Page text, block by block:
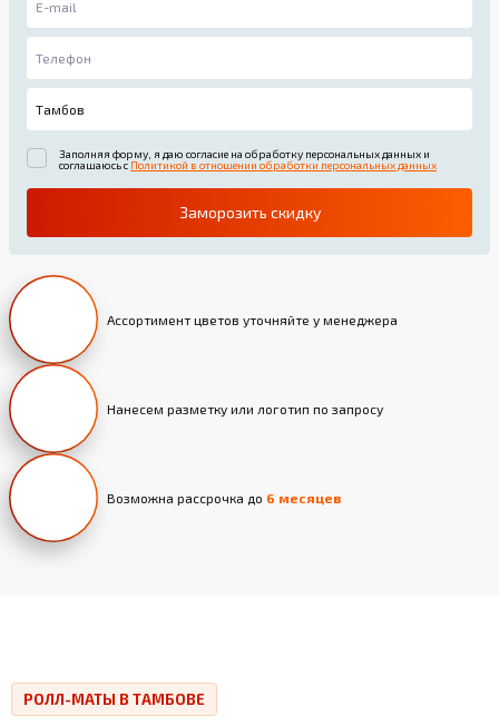
Заполняя форму, я даю согласие на обработку персональных данных и
соглашаюсь с Политикой в отношении обработки персональных данных
Заморозить скидку
Ассортимент цветов уточняйте у менеджера
Нанесем разметку или логотип по запросу
Возможна рассрочка до 6 месяцев
РОЛЛ-МАТЫ В ТАМБОВЕ